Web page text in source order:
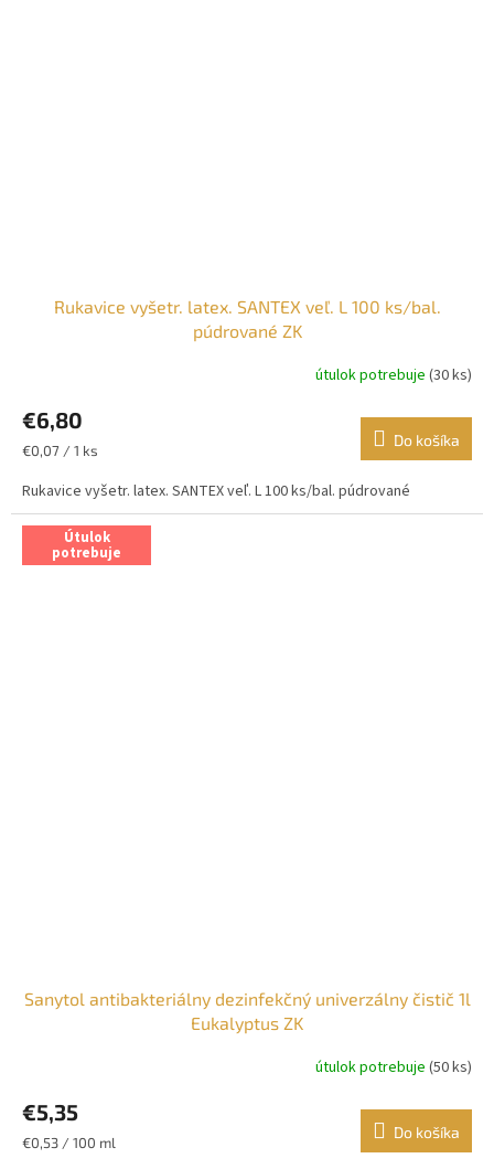
Rukavice vyšetr. latex. SANTEX veľ. L 100 ks/bal.
púdrované ZK
útulok potrebuje (30 ks)
€6,80
Jednotková
€0,07 / 1 ks
Do košíka
Rukavice vyšetr. latex. SANTEX veľ. L 100 ks/bal. púdrované
Útulok
potrebuje
Sanytol antibakteriálny dezinfekčný univerzálny čistič 1l
Eukalyptus ZK
útulok potrebuje (50 ks)
€5,35
Jednotková
€0,53 / 100 ml
Do košíka